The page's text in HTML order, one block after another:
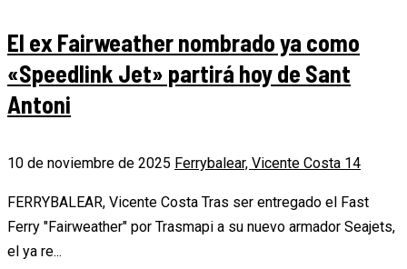
El ex Fairweather nombrado ya como
«Speedlink Jet» partirá hoy de Sant
Antoni
10 de noviembre de 2025 Ferrybalear, Vicente Costa 14
FERRYBALEAR, Vicente Costa Tras ser entregado el Fast
Ferry "Fairweather" por Trasmapi a su nuevo armador Seajets,
el ya re...